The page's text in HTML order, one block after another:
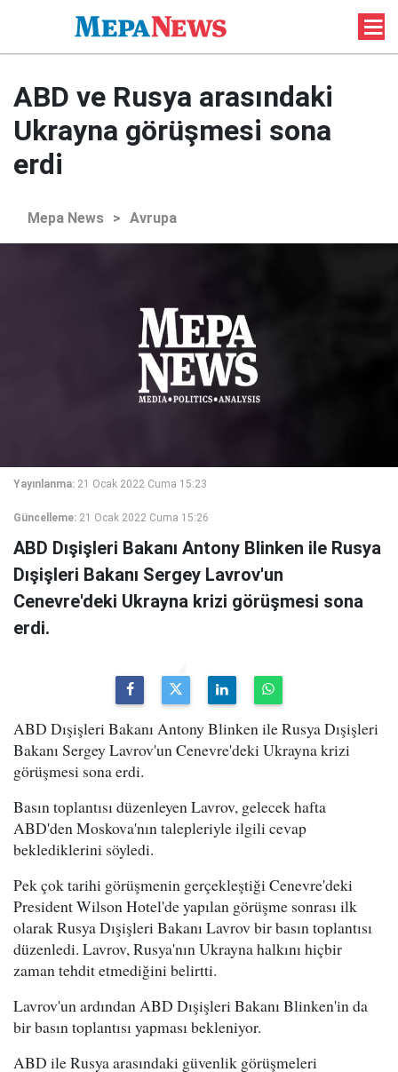
ABD ve Rusya arasındaki
Ukrayna görüşmesi sona
erdi
Mepa News > Avrupa
Yayınlanma: 21 Ocak 2022 Cuma 15:23
Güncelleme: 21 Ocak 2022 Cuma 15:26
ABD Dışişleri Bakanı Antony Blinken ile Rusya
Dışişleri Bakanı Sergey Lavrov'un
Cenevre'deki Ukrayna krizi görüşmesi sona
erdi.
ABD Dışişleri Bakanı Antony Blinken ile Rusya Dışişleri
Bakanı Sergey Lavrov'un Cenevre'deki Ukrayna krizi
görüşmesi sona erdi.
Basın toplantısı düzenleyen Lavrov, gelecek hafta
ABD'den Moskova'nın talepleriyle ilgili cevap
beklediklerini söyledi.
Pek çok tarihi görüşmenin gerçekleştiği Cenevre'deki
President Wilson Hotel'de yapılan görüşme sonrası ilk
olarak Rusya Dışişleri Bakanı Lavrov bir basın toplantısı
düzenledi. Lavrov, Rusya'nın Ukrayna halkını hiçbir
zaman tehdit etmediğini belirtti.
Lavrov'un ardından ABD Dışişleri Bakanı Blinken'in da
bir basın toplantısı yapması bekleniyor.
ABD ile Rusya arasındaki güvenlik görüşmeleri